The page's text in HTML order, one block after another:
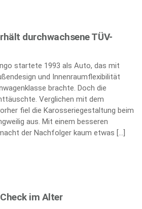
durchwachsene TÜV-
startete 1993 als Auto, das mit
und Innenraumflexibilität
brachte. Doch die
Verglichen mit dem
fiel die Karosseriegestaltung beim
aus. Mit einem besseren
der Nachfolger kaum etwas […]
im Alter